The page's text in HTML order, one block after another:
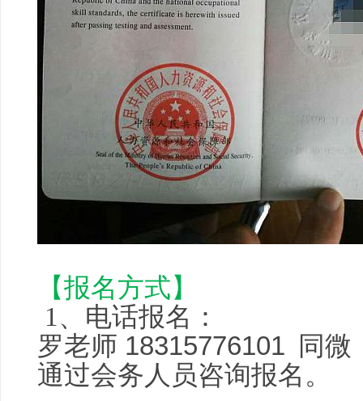
【报名方式】
1 、电话报名：
罗老师 18315776101 同微
通过会务人员咨询报名。